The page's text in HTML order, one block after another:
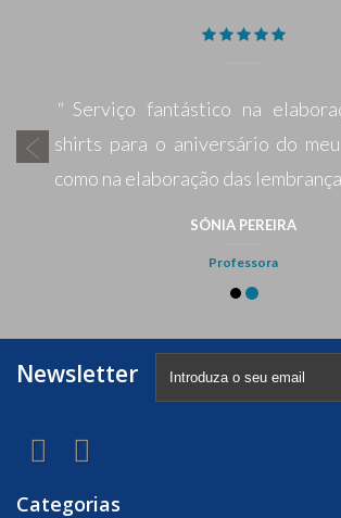
Newsletter
Categorias